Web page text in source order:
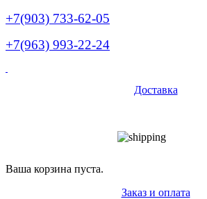
+7(903) 733-62-05
+7(963) 993-22-24
Доставка
Ваша корзина пуста.
Заказ и оплата